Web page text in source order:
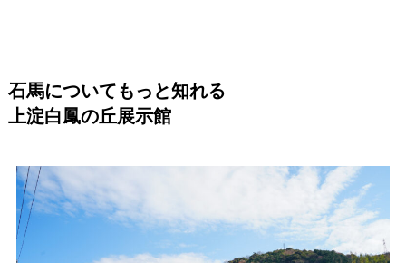
石馬についてもっと知れる
上淀白鳳の丘展示館